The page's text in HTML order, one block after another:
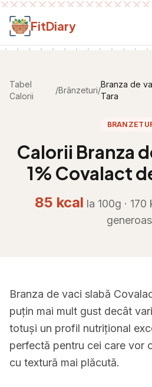
Salt la conținut
FitDiary
Tabel
Calorii
/Brânzeturi/
Branza de
Tara
Calorii Branza
1% Covalact
85 kcal la 100g · 170
Branza de vaci slabă
puțin mai mult gust decât
totuși un profil nutrițional
perfectă pentru cei care vor
cu textură mai plăcută.